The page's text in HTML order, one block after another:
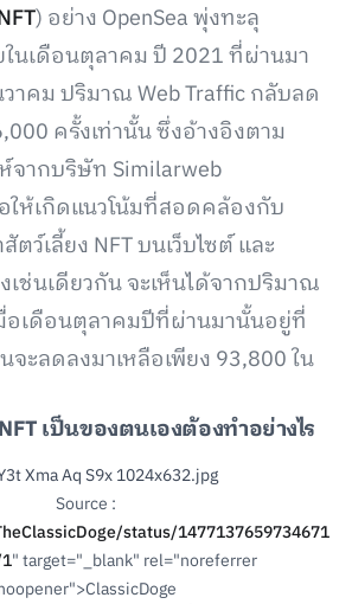
) อย่าง OpenSea พุ่งทะลุ
นเดือนตุลาคม ปี 2021 ที่ผ่านมา
าคม ปริมาณ Web Traffic กลับลด
ครั้งเท่านั้น ซึ่งอ้างอิงตาม
จากบริษัท Similarweb
ห้เกิดแนวโน้มที่สอดคล้องกับ
ว์เลี้ยง NFT บนเว็บไซต์ และ
เช่นเดียวกัน จะเห็นได้จากปริมาณ
อเดือนตุลาคมปีที่ผ่านมานั้นอยู่ที่
ะลดลงมาเหลือเพียง 93,800 ใน
เป็นของตนเองต้องทำอย่างไร
Source :
status/1477137659734671
" target="_blank" rel="noreferrer